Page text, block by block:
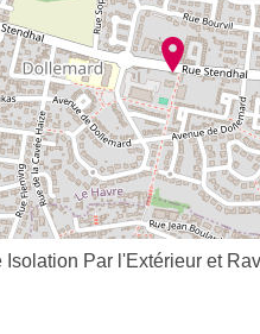
Isolation Par l'Extérieur et